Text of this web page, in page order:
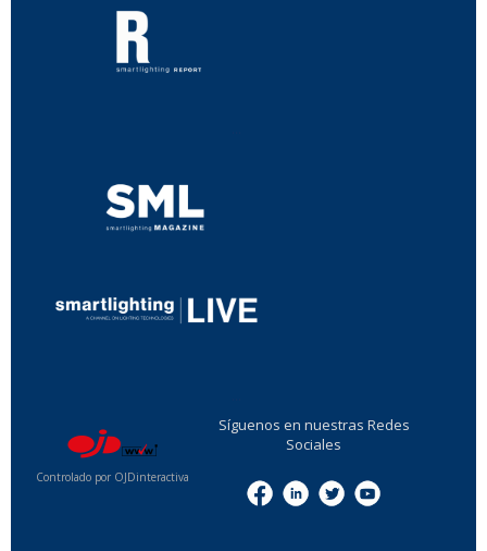
Controlado por OJDinteractiva
Síguenos en nuestras Redes
Sociales